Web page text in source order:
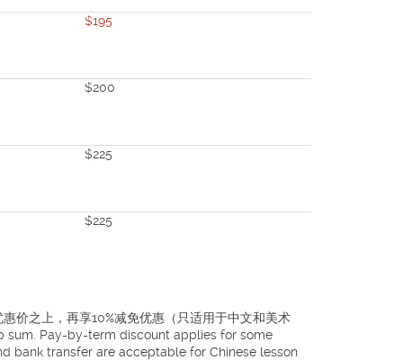
$195
$200
$225
$225
价之上，再享10%减免优惠（只适用于中文和美术
sum. Pay-by-term discount applies for some
bank transfer are acceptable for Chinese lesson